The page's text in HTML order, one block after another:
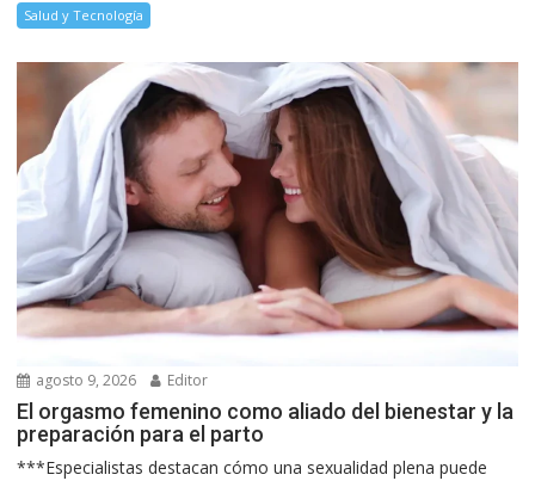
Salud y Tecnología
agosto 9, 2026 Editor
El orgasmo femenino como aliado del bienestar y la
preparación para el parto
***Especialistas destacan cómo una sexualidad plena puede